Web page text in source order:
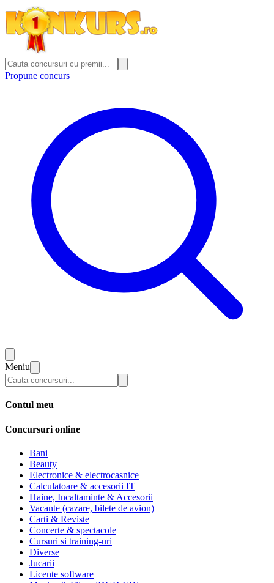
Propune concurs
Meniu
Contul meu
Concursuri online
Bani
Beauty
Electronice & electrocasnice
Calculatoare & accesorii IT
Haine, Incaltaminte & Accesorii
Vacante (cazare, bilete de avion)
Carti & Reviste
Concerte & spectacole
Cursuri si training-uri
Diverse
Jucarii
Licente software